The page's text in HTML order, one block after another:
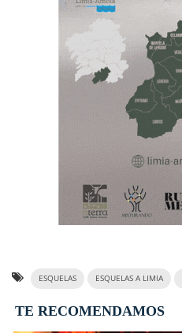
ESQUELAS ESQUELAS A LIMIA
TE RECOMENDAMOS